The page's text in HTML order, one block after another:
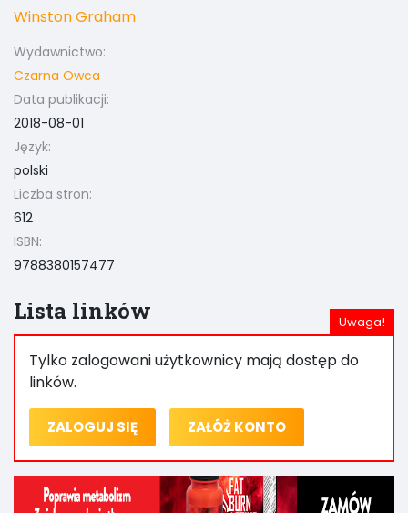
Winston Graham
Wydawnictwo:
Czarna Owca
Data publikacji:
2018-08-01
Język:
polski
Liczba stron:
612
ISBN:
9788380157477
Lista linków
Tylko zalogowani użytkownicy mają dostęp do
linków.
ZALOGUJ SIĘ ZAŁÓŻ KONTO